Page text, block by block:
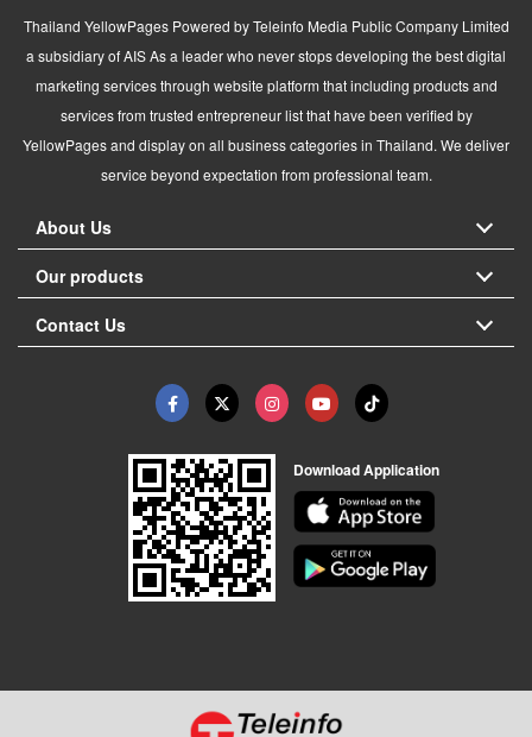
Thailand YellowPages Powered by Teleinfo Media Public Company Limited
a subsidiary of AIS As a leader who never stops developing the best digital
marketing services through website platform that including products and
services from trusted entrepreneur list that have been verified by
YellowPages and display on all business categories in Thailand. We deliver
service beyond expectation from professional team.
About Us
Our products
Contact Us
Download Application